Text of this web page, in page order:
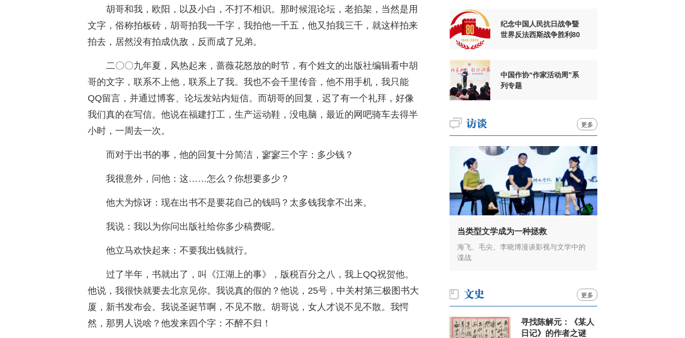
胡哥和我，欧阳，以及小白，不打不相识。那时候混论坛，老掐架，当然是用
文字，俗称拍板砖，胡哥拍我一千字，我拍他一千五，他又拍我三千，就这样拍来
拍去，居然没有拍成仇敌，反而成了兄弟。
二〇〇九年夏，风热起来，蔷薇花怒放的时节，有个姓文的出版社编辑看中胡
哥的文字，联系不上他，联系上了我。我也不会千里传音，他不用手机，我只能
QQ留言，并通过博客、论坛发站内短信。而胡哥的回复，迟了有一个礼拜，好像
我们真的在写信。他说在福建打工，生产运动鞋，没电脑，最近的网吧骑车去得半
小时，一周去一次。
而对于出书的事，他的回复十分简洁，寥寥三个字：多少钱？
我很意外，问他：这……怎么？你想要多少？
他大为惊讶：现在出书不是要花自己的钱吗？太多钱我拿不出来。
我说：我以为你问出版社给你多少稿费呢。
他立马欢快起来：不要我出钱就行。
过了半年，书就出了，叫《江湖上的事》，版税百分之八，我上QQ祝贺他。
他说，我很快就要去北京见你。我说真的假的？他说，25号，中关村第三极图书大
厦，新书发布会。我说圣诞节啊，不见不散。胡哥说，女人才说不见不散。我愕
然，那男人说啥？他发来四个字：不醉不归！
纪念中国人民抗日战争暨
世界反法西斯战争胜利80
中国作协“作家活动周”系
列专题
更多
当类型文学成为一种拯救
海飞、毛尖、李晓博漫谈影视与文学中的
谍战
更多
寻找陈解元：《某人
日记》的作者之谜